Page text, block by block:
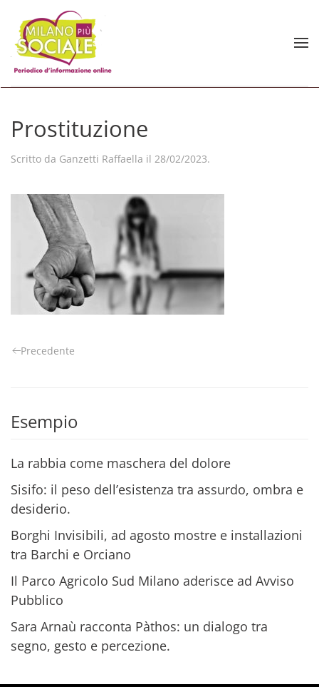
Skip to main content
Prostituzione
Scritto da Ganzetti Raffaella il 28/02/2023.
Precedente
Esempio
La rabbia come maschera del dolore
Sisifo: il peso dell’esistenza tra assurdo, ombra e
desiderio.
Borghi Invisibili, ad agosto mostre e installazioni
tra Barchi e Orciano
Il Parco Agricolo Sud Milano aderisce ad Avviso
Pubblico
Sara Arnaù racconta Pàthos: un dialogo tra
segno, gesto e percezione.